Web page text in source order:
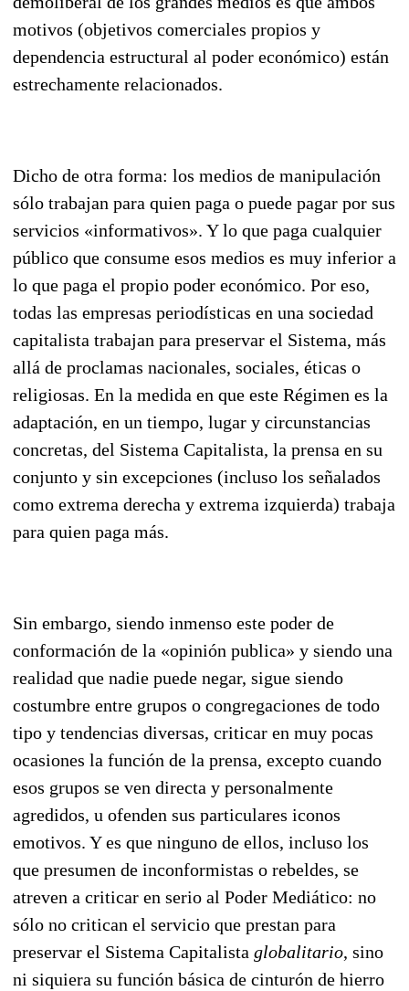
motivos (objetivos comer­ciales propios y
dependencia estructural al poder económico) están
estrechamente relacionados.
Dicho de otra forma: los medios de manipulación
sólo trabajan para quien paga o puede pagar por sus
servicios «informativos». Y lo que paga cualquier
público que consume esos medios es muy in­ferior a
lo que paga el propio poder económico. Por eso,
todas las empresas periodísticas en una sociedad
capitalista trabajan para preservar el Sistema, más
allá de proclamas nacionales, socia­les, éticas o
religiosas. En la medida en que este Régimen es la
adaptación, en un tiempo, lugar y circunstancias
concretas, del Sistema Capitalista, la prensa en su
conjunto y sin excepciones (inclu­so los señalados
como extrema derecha y extrema izquierda) trabaja
para quien paga más.
Sin embargo, siendo inmenso este poder de
conformación de la «opinión publica» y siendo una
realidad que nadie puede negar, sigue siendo
costumbre entre grupos o congregaciones de todo
tipo y tendencias diversas, criticar en muy pocas
ocasiones la función de la prensa, excepto cuando
esos grupos se ven directa y personalmente
agredidos, u ofenden sus particulares iconos
emotivos. Y es que ninguno de ellos, incluso los
que presumen de inconformistas o rebeldes, se
atreven a cri­ticar en serio al Poder Mediático: no
sólo no critican el servicio que prestan para
preservar el Siste­ma Capitalista globalitario, sino
ni siquiera su función básica de cinturón de hierro